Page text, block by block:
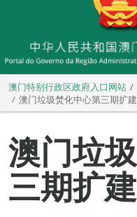
澳门特别行政区政府入口网站
澳门垃圾焚化中心第三期扩
澳门垃
三期扩